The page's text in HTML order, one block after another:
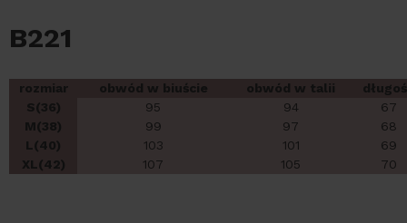
B221
rozmiar obwód w biuście obwód w talii
S(36)
95 94
67
M(38)
99 97
68
L(40)
103 101
69
XL(42)
107 105 70